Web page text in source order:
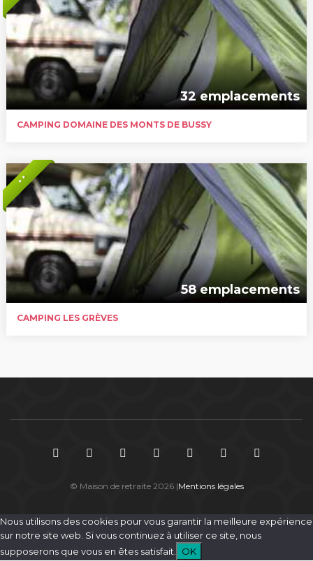
32 emplacements
CAMPING DOMAINE DES MONTS DE BUSSY
* *
58 emplacements
CAMPING LES GRÈVES
© Maison de retraite 2026 |Mentions légales
Nous utilisons des cookies pour vous garantir la meilleure expérience
sur notre site web. Si vous continuez à utiliser ce site, nous
supposerons que vous en êtes satisfait.
OK